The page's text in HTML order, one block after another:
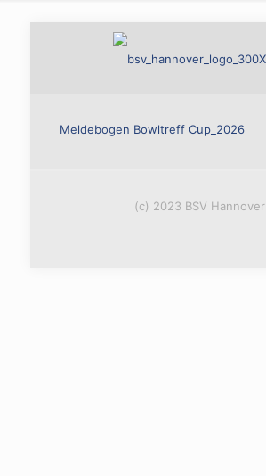
Meldebogen Bowltreff Cup_2026
(c) 2023 BSV Hannover